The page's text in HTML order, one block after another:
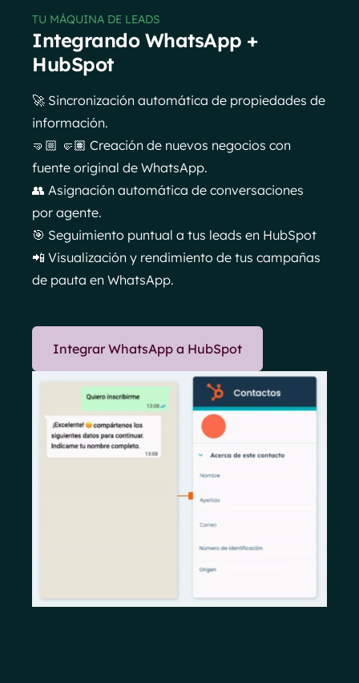
TU MÁQUINA DE LEADS
Integrando WhatsApp +
HubSpot
🚀 Sincronización automática de propiedades de
información.
🤜🏼 🤛🏽 Creación de nuevos negocios con
fuente original de WhatsApp.
👥 Asignación automática de conversaciones
por agente.
🎯 Seguimiento puntual a tus leads en HubSpot
📲 Visualización y rendimiento de tus campañas
de pauta en WhatsApp.
Integrar WhatsApp a HubSpot